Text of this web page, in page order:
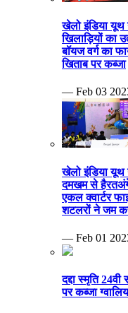
खेलो इंडिया यूथ
खिलाड़ियों का
बॉयज वर्ग का
खिताब पर कब्जा
— Feb 03
खेलो इंडिया यूथ
दमखम से
एकल क्वार्टर
शटलरों ने जम
— Feb 01
दद्दा स्मृति
पर कब्जा